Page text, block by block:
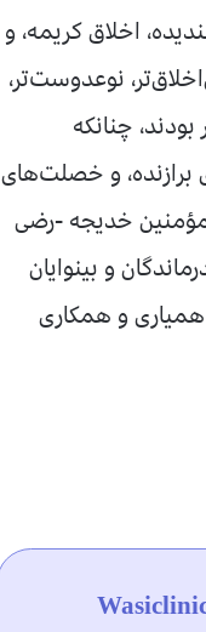
اخلاق کریمه، و
نوعدوست‌تر،
بودند، چنانکه
برازنده، و خصلت‌های
خدیجه -رضی
و بینوایان
همیاری و همکاری